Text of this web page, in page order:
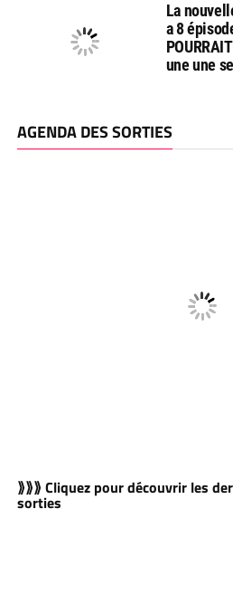
La
a 8
une une
AGENDA DES SORTIES
⟫⟫⟫ Cliquez pour découvrir les
sorties